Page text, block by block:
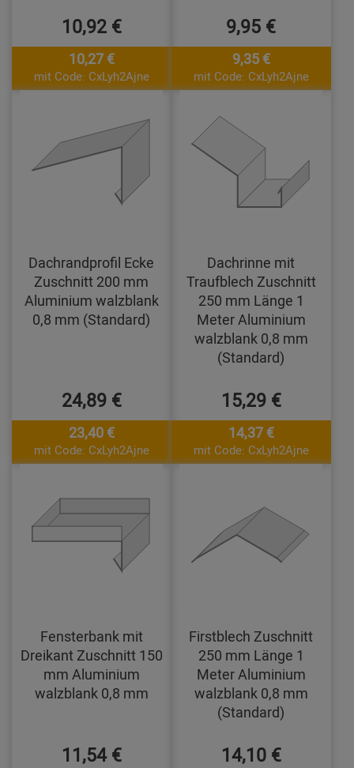
10,92 €
10,27 €
mit Code: CxLyh2Ajne
9,95 €
9,35 €
mit Code: CxLyh2Ajne
Dachrandprofil Ecke
Zuschnitt 200 mm
Aluminium walzblank
0,8 mm (Standard)
24,89 €
23,40 €
mit Code: CxLyh2Ajne
Dachrinne mit
Traufblech Zuschnitt
250 mm Länge 1
Meter Aluminium
walzblank 0,8 mm
(Standard)
15,29 €
14,37 €
mit Code: CxLyh2Ajne
Fensterbank mit
Dreikant Zuschnitt 150
mm Aluminium
walzblank 0,8 mm
11,54 €
Firstblech Zuschnitt
250 mm Länge 1
Meter Aluminium
walzblank 0,8 mm
(Standard)
14,10 €